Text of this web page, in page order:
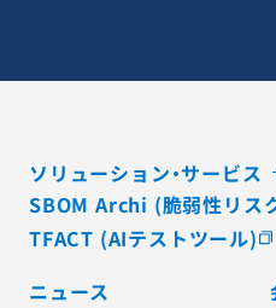
ソリューション・サービス
SBOM Archi (脆弱性リス
TFACT (AIテストツール)
ニュース